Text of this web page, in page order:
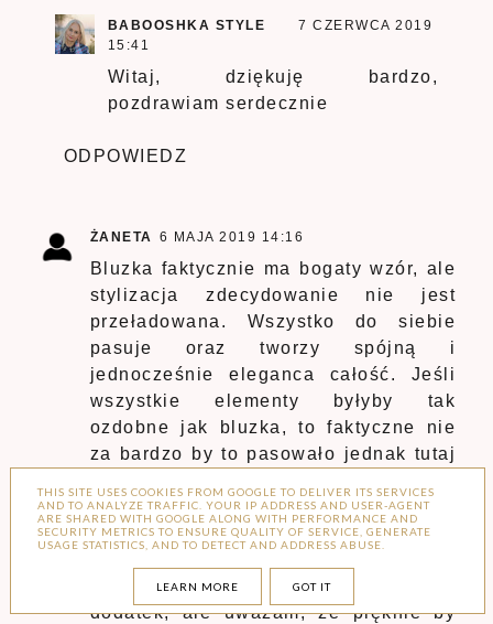
BABOOSHKA STYLE
7 CZERWCA 2019
15:41
Witaj, dziękuję bardzo,
pozdrawiam serdecznie
ODPOWIEDZ
ŻANETA 6 MAJA 2019 14:16
Bluzka faktycznie ma bogaty wzór, ale
stylizacja zdecydowanie nie jest
przeładowana. Wszystko do siebie
pasuje oraz tworzy spójną i
jednocześnie eleganca całość. Jeśli
wszystkie elementy byłyby tak
ozdobne jak bluzka, to faktyczne nie
za bardzo by to pasowało jednak tutaj
Zwróciłam uwagę szczególnie na
kulki, nie jest to zbyt praktyczny
dodatek, ale uważam, ze pięknie by
THIS SITE USES COOKIES FROM GOOGLE TO DELIVER ITS SERVICES
AND TO ANALYZE TRAFFIC. YOUR IP ADDRESS AND USER-AGENT
ARE SHARED WITH GOOGLE ALONG WITH PERFORMANCE AND
SECURITY METRICS TO ENSURE QUALITY OF SERVICE, GENERATE
USAGE STATISTICS, AND TO DETECT AND ADDRESS ABUSE.
LEARN MORE GOT IT